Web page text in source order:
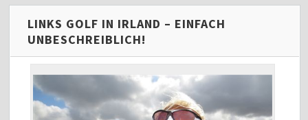
LINKS GOLF IN IRLAND – EINFACH
UNBESCHREIBLICH!